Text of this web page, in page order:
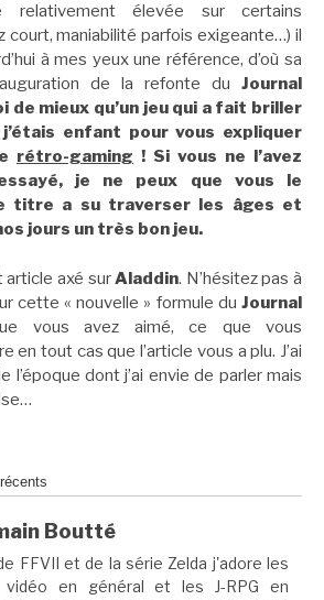
relativement élevée sur certains
court, maniabilité parfois exigeante…) il
à mes yeux une référence, d’où sa
de la refonte du Journal
de mieux qu’un jeu qui a fait briller
enfant pour vous expliquer
rétro-gaming ! Si vous ne l’avez
je ne peux que vous le
titre a su traverser les âges et
jours un très bon jeu.
article axé surAladdin. N’hésitez pas à
cette « nouvelle » formule du Journal
vous avez aimé, ce que vous
en tout cas que l’article vous a plu. J’ai
l’époque dont j’ai envie de parler mais
Boutté
FFVII et de la série Zelda j'adore les
vidéo en général et les J-RPG en